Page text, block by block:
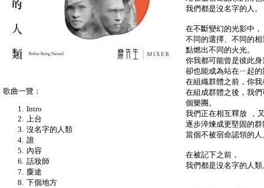
我們都是沒名字的人。
在不斷變幻的光影中，
不同的選擇、不同的相
點燃出不同的火光。
你我都可能曾是彼此
卻也能成為站在ㄧ起
在組織群體之前，你
在組成群體之後，我
個樂團。
我們正在相互釋放 ，
逐步淬煉成更堅固的群
當個不被宿命認領的人
在被記下之前，
我們都是沒名字的人類
歌曲一覽：
Intro
上台
沒名字的人類
誰
內容
話妝師
麋途
下個地方